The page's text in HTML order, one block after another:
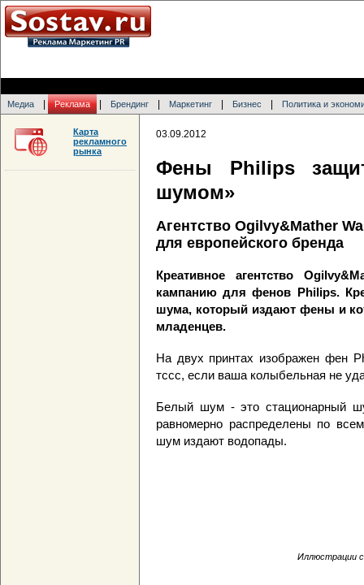
Медиа Реклама Брендинг Маркетинг Бизнес Политика и
03.09.2012
Фены Philips
шумом»
Агентство Ogilvy&Mather
для европейского бренда
Креативное агентство
кампанию для фенов Philips.
шума, который издают фены и
младенцев.
На двух принтах изображен фен
тссс, если ваша колыбельная не
Белый шум - это стационарный
равномерно распределены по
шум издают водопады.
Иллюстрации
Карта
рекламного
рынка